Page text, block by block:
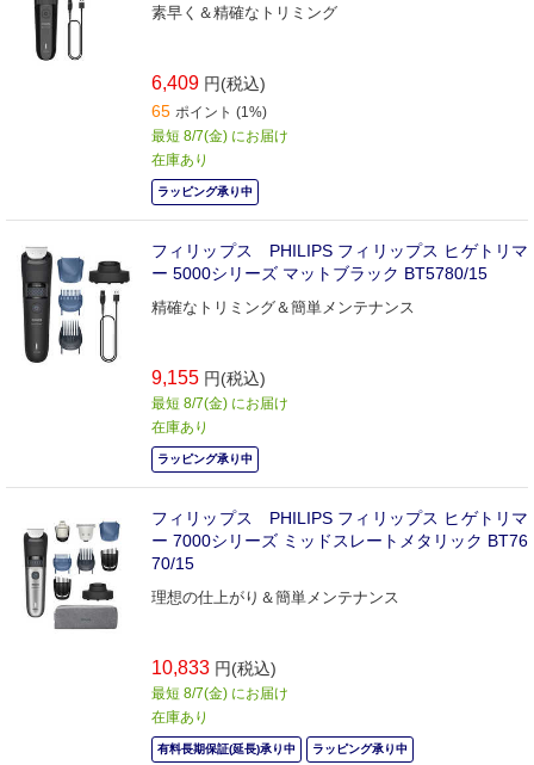
素早く＆精確なトリミング
6,409 円(税込)
65 ポイント (1%)
最短 8/7(金) にお届け
在庫あり
ラッピング承り中
フィリップス PHILIPS フィリップス ヒゲトリマ
ー 5000シリーズ マットブラック BT5780/15
精確なトリミング＆簡単メンテナンス
9,155 円(税込)
最短 8/7(金) にお届け
在庫あり
ラッピング承り中
フィリップス PHILIPS フィリップス ヒゲトリマ
ー 7000シリーズ ミッドスレートメタリック BT76
70/15
理想の仕上がり＆簡単メンテナンス
10,833 円(税込)
最短 8/7(金) にお届け
在庫あり
有料長期保証(延長)承り中 ラッピング承り中